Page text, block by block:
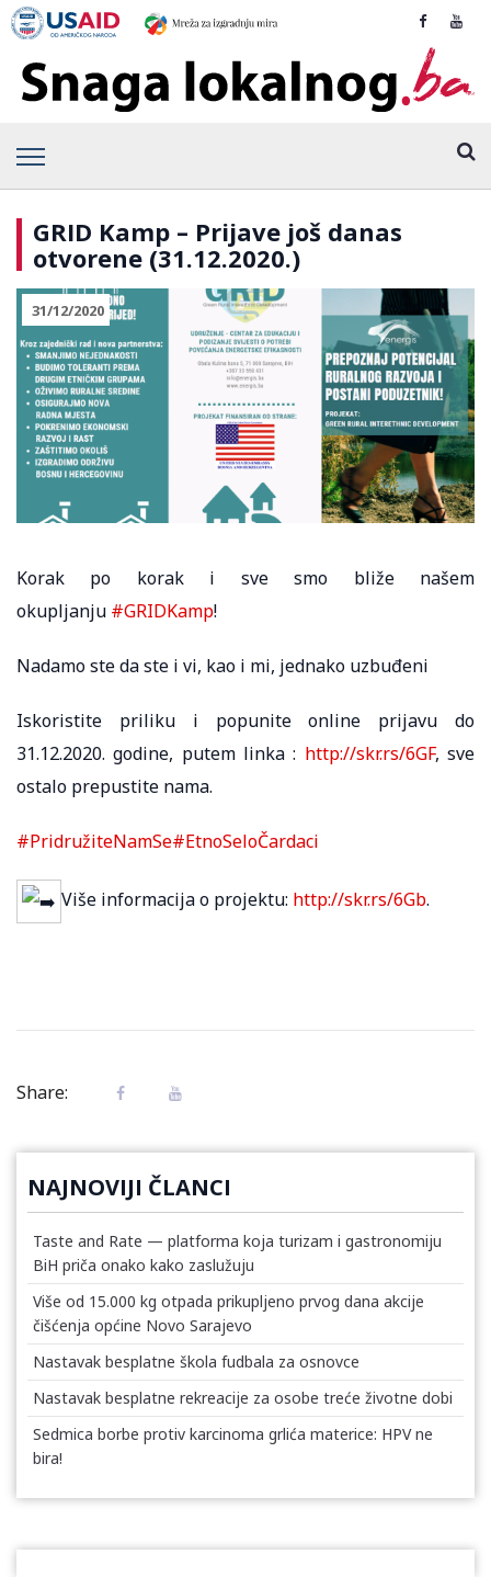
GRID Kamp – Prijave još danas
otvorene (31.12.2020.)
31/12/2020
Korak po korak i sve smo bliže našem
okupljanju #GRIDKamp!
Nadamo ste da ste i vi, kao i mi, jednako uzbuđeni
Iskoristite priliku i popunite online prijavu do
31.12.2020. godine, putem linka : http://skr.rs/6GF, sve
ostalo prepustite nama.
#PridružiteNamSe#EtnoSeloČardaci
Više informacija o projektu: http://skr.rs/6Gb.
Share:
NAJNOVIJI ČLANCI
Taste and Rate — platforma koja turizam i gastronomiju
BiH priča onako kako zaslužuju
Više od 15.000 kg otpada prikupljeno prvog dana akcije
čišćenja općine Novo Sarajevo
Nastavak besplatne škola fudbala za osnovce
Nastavak besplatne rekreacije za osobe treće životne dobi
Sedmica borbe protiv karcinoma grlića materice: HPV ne
bira!